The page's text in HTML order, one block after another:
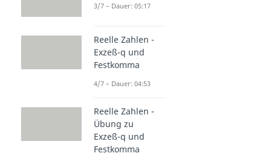
3/7 – Dauer: 05:17
Reelle Zahlen -
Exzeß-q und
Festkomma
4/7 – Dauer: 04:53
Reelle Zahlen -
Übung zu
Exzeß-q und
Festkomma